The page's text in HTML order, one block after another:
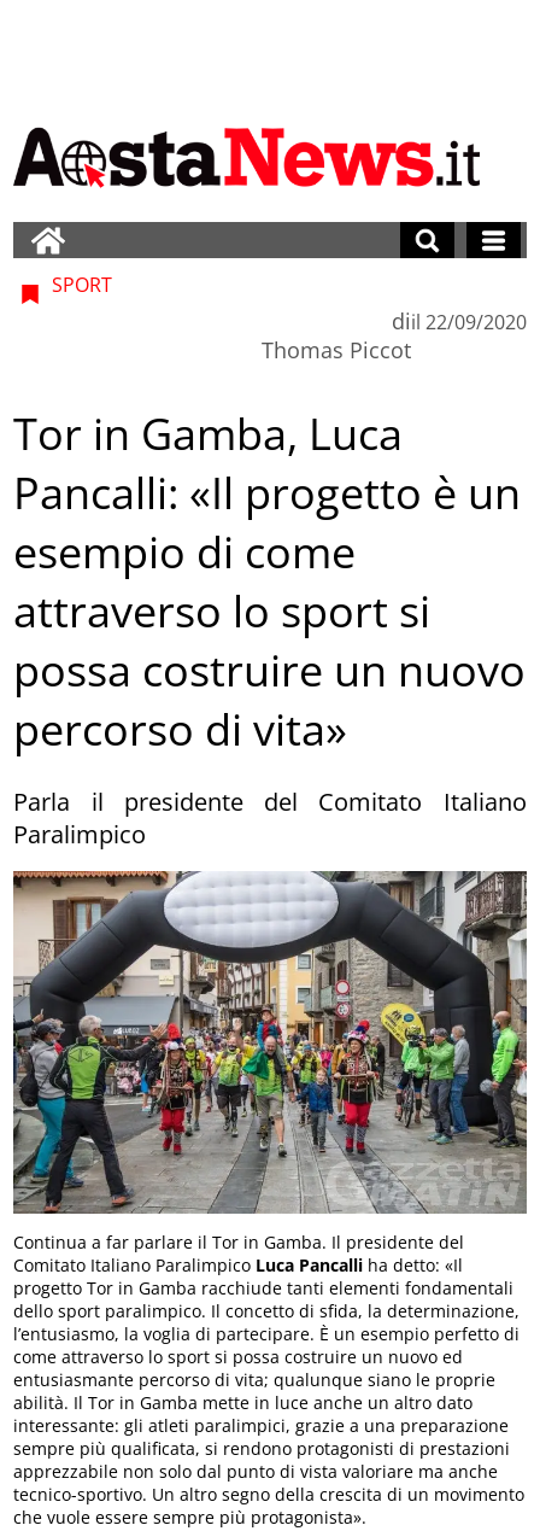
SPORT
di
Thomas Piccot
il 22/09/2020
Tor in Gamba, Luca
Pancalli: «Il progetto è un
esempio di come
attraverso lo sport si
possa costruire un nuovo
percorso di vita»
Parla il presidente del Comitato Italiano
Paralimpico
Continua a far parlare il Tor in Gamba. Il presidente del
Comitato Italiano Paralimpico Luca Pancalli ha detto: «Il
progetto Tor in Gamba racchiude tanti elementi fondamentali
dello sport paralimpico. Il concetto di sfida, la determinazione,
l’entusiasmo, la voglia di partecipare. È un esempio perfetto di
come attraverso lo sport si possa costruire un nuovo ed
entusiasmante percorso di vita; qualunque siano le proprie
abilità. Il Tor in Gamba mette in luce anche un altro dato
interessante: gli atleti paralimpici, grazie a una preparazione
sempre più qualificata, si rendono protagonisti di prestazioni
apprezzabile non solo dal punto di vista valoriare ma anche
tecnico-sportivo. Un altro segno della crescita di un movimento
che vuole essere sempre più protagonista».